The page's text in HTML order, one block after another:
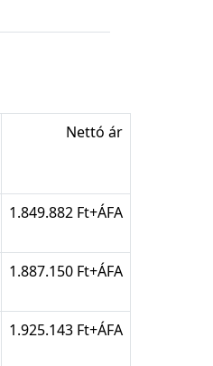
Nettó ár
1.849.882 Ft+ÁFA
1.887.150 Ft+ÁFA
1.925.143 Ft+ÁFA